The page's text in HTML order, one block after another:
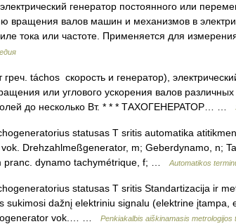
генератор постоянного или
вращения валов машин и механизмов в
тока или частоте. Применяется для
táchos скорость и генератор),
или углового ускорения валов
до несколько Вт. * * * ТАХОГЕНЕРАТОР… …
statusas T sritis automatika
Drehzahlmeßgenerator, m; Geberdynamo, n;
pranc. dynamo tachymétrique, f; …
Automatikos
statusas T sritis Standartizacija ir
sukimosi dažnį elektriniu signalu (elektrine įtampa,
vok.… …
Penkiakalbis aiškinamasis metrologijos